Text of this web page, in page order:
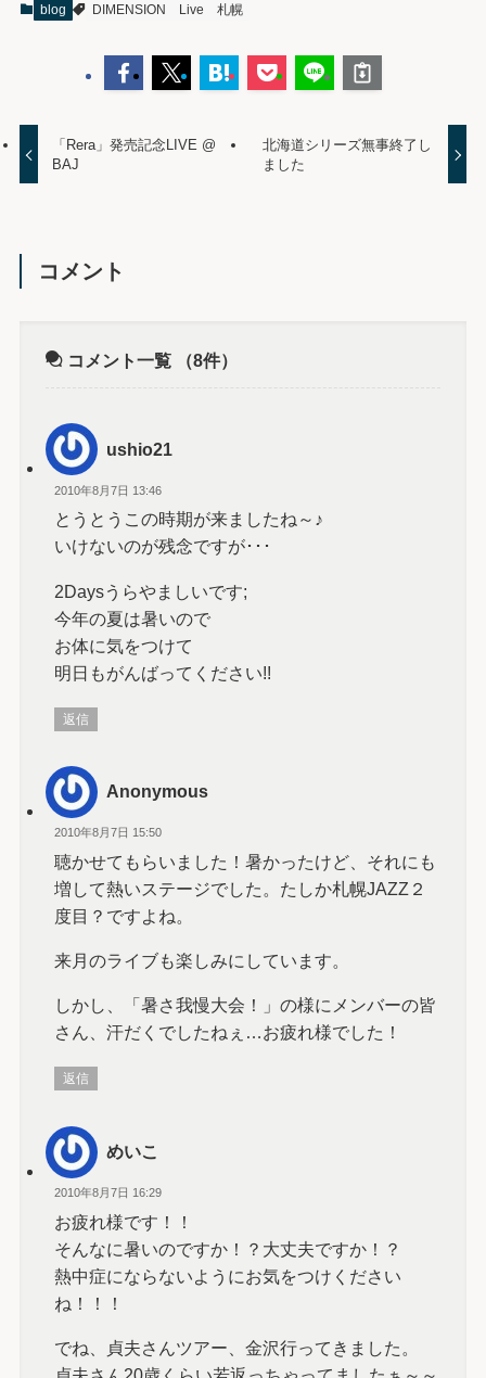
blog DIMENSION Live 札幌
「Rera」発売記念LIVE @
BAJ
北海道シリーズ無事終了し
ました
コメント
コメント一覧 （8件）
ushio21
2010年8月7日 13:46
とうとうこの時期が来ましたね～♪
いけないのが残念ですが･･･
2Daysうらやましいです;
今年の夏は暑いので
お体に気をつけて
明日もがんばってください!!
返信
Anonymous
2010年8月7日 15:50
聴かせてもらいました！暑かったけど、それにも
増して熱いステージでした。たしか札幌JAZZ２
度目？ですよね。
来月のライブも楽しみにしています。
しかし、「暑さ我慢大会！」の様にメンバーの皆
さん、汗だくでしたねぇ…お疲れ様でした！
返信
めいこ
2010年8月7日 16:29
お疲れ様です！！
そんなに暑いのですか！？大丈夫ですか！？
熱中症にならないようにお気をつけください
ね！！！
でね、貞夫さんツアー、金沢行ってきました。